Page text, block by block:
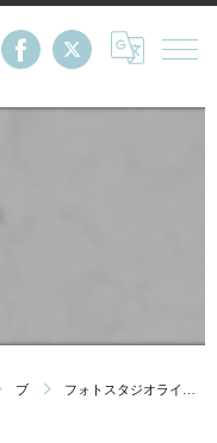
ブログ フォトスタジオライトの基礎知識と選び方！撮影用おすすめ機材比較